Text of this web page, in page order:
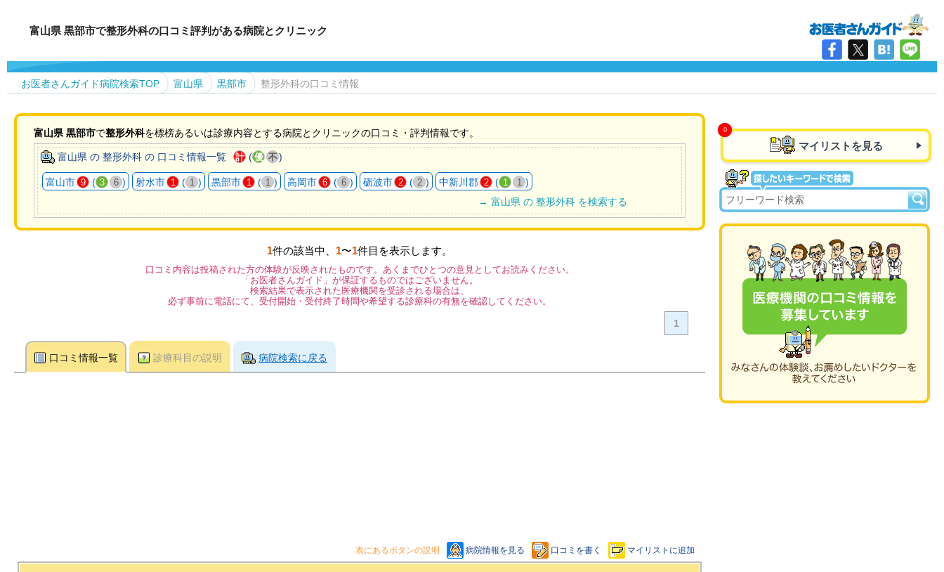
富山県 黒部市で整形外科の口コミ評判がある病院とクリニック
お医者さんガイド病院検索TOP 富山県 黒部市 整形外科の口コミ情報
富山県 黒部市で整形外科を標榜あるいは診療内容とする病院とクリニックの口コミ・評判情報です。
富山県 の 整形外科 の 口コミ情報一覧 計 (優 不)
富山市 9 ( 3 6 ) 射水市 1 ( 1 ) 黒部市 1 ( 1 ) 高岡市 6 ( 6 ) 砺波市 2 ( 2 ) 中新川郡 2 ( 1 1 )
→ 富山県 の 整形外科 を検索する
1件の該当中、 1〜1件目を表示します。
口コミ内容は投稿された方の体験が反映されたものです。あくまでひとつの意見としてお読みください。
「お医者さんガイド」が保証するものではございません。
検索結果で表示された医療機関を受診される場合は、
必ず事前に電話にて、受付開始・受付終了時間や希望する診療科の有無を確認してください。
1
口コミ情報一覧 診療科目の説明 病院検索に戻る
表にあるボタンの説明 病院情報を見る 口コミを書く マイリストに追加
マイリストを見る